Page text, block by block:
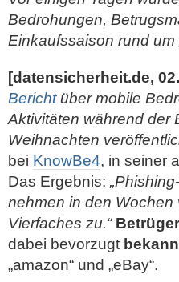
Bedrohungen,
Einkaufssaison rund um
[datensicherheit.de,
Berichtüber mobile
Aktivitäten während der
Weihnachten
bei KnowBe4, in seiner
Das Ergebnis:
nehmen in den
Vierfaches zu.“
dabei bevorzugt
„amazon“ und „eBay“.